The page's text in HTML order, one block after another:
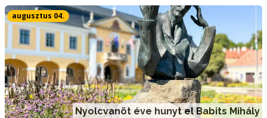
Nyolcvanöt éve hunyt el Babits Mihály
augusztus 04.